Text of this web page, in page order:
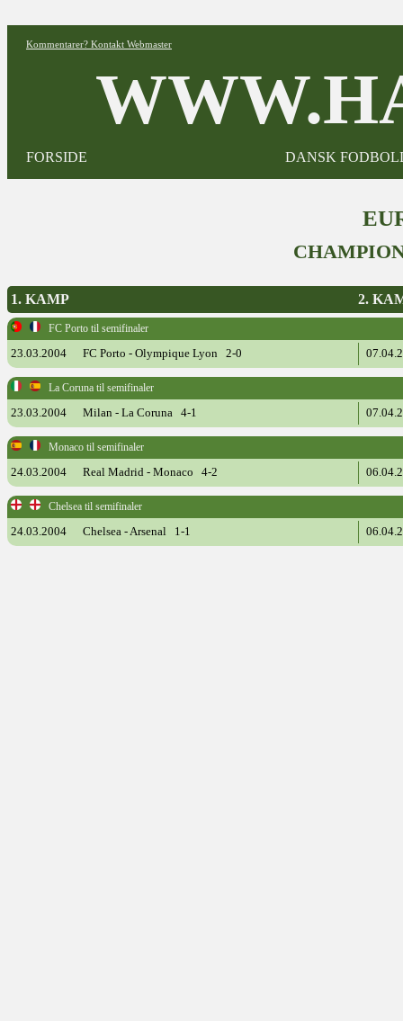
Kommentarer? Kontakt Webmaster
FORSIDE DANSK
1. KAMP 2.
FC Porto til semifinaler
23.03.2004 FC Porto - Olympique Lyon 2-0
La Coruna til semifinaler
23.03.2004 Milan - La Coruna 4-1
Monaco til semifinaler
24.03.2004 Real Madrid - Monaco 4-2
Chelsea til semifinaler
24.03.2004 Chelsea - Arsenal 1-1